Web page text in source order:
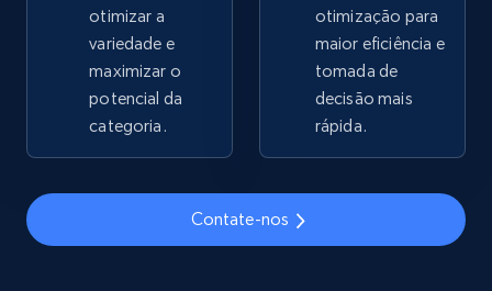
price, Currency, Availability, Reviews count, and
more.
2.1K+ 375+ Comece agora
products by specific category URL
otimizar a
variedade e
maximizar o
potencial da
categoria.
otimização para
maior eficiência e
tomada de
decisão mais
rápida.
Contate-nos